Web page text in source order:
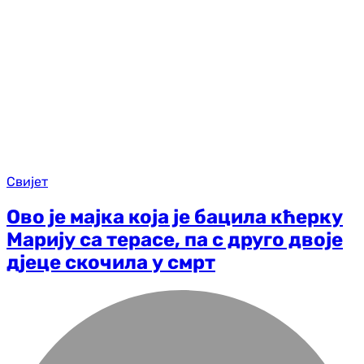
Свијет
Ово је мајка која је бацила кћерку
Марију са терасе, па с друго двоје
дјеце скочила у смрт